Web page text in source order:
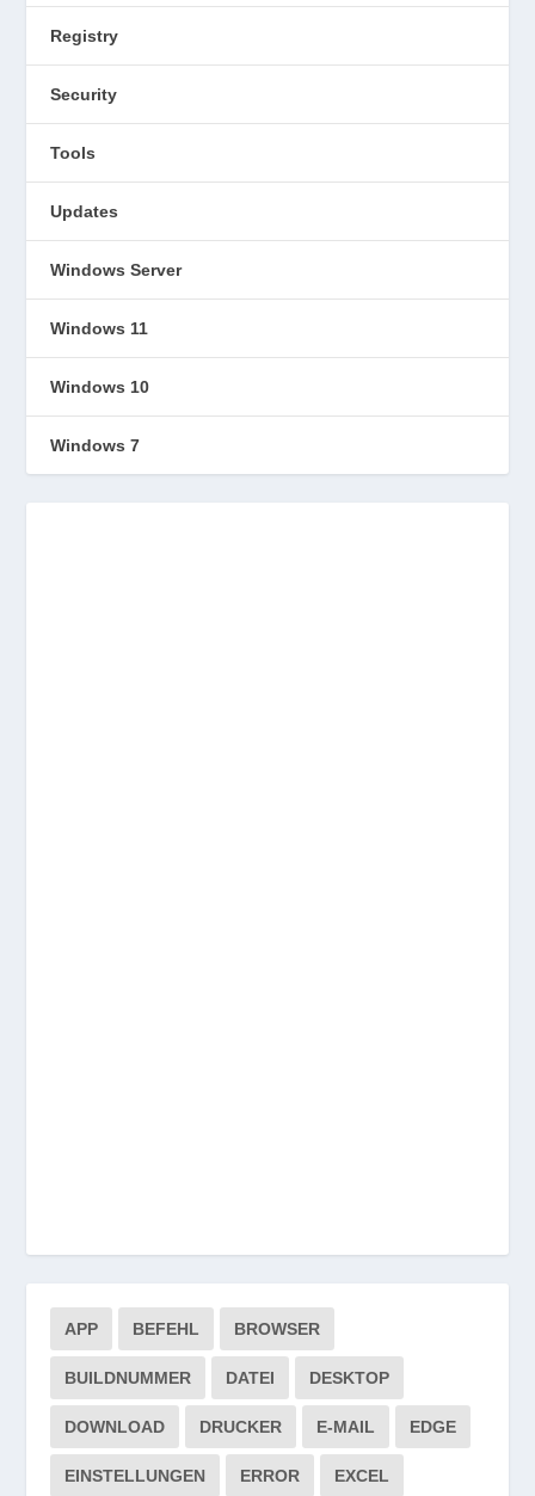
Registry
Security
Tools
Updates
Windows Server
Windows 11
Windows 10
Windows 7
APP BEFEHL BROWSER
BUILDNUMMER DATEI DESKTOP
DOWNLOAD DRUCKER E-MAIL EDGE
EINSTELLUNGEN ERROR EXCEL